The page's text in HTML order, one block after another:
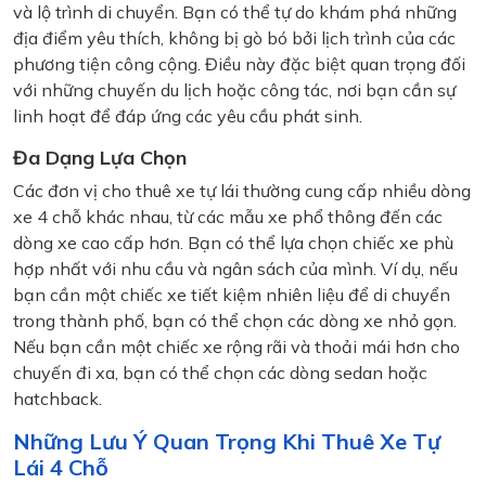
và lộ trình di chuyển. Bạn có thể tự do khám phá những
địa điểm yêu thích, không bị gò bó bởi lịch trình của các
phương tiện công cộng. Điều này đặc biệt quan trọng đối
với những chuyến du lịch hoặc công tác, nơi bạn cần sự
linh hoạt để đáp ứng các yêu cầu phát sinh.
Đa Dạng Lựa Chọn
Các đơn vị cho thuê xe tự lái thường cung cấp nhiều dòng
xe 4 chỗ khác nhau, từ các mẫu xe phổ thông đến các
dòng xe cao cấp hơn. Bạn có thể lựa chọn chiếc xe phù
hợp nhất với nhu cầu và ngân sách của mình. Ví dụ, nếu
bạn cần một chiếc xe tiết kiệm nhiên liệu để di chuyển
trong thành phố, bạn có thể chọn các dòng xe nhỏ gọn.
Nếu bạn cần một chiếc xe rộng rãi và thoải mái hơn cho
chuyến đi xa, bạn có thể chọn các dòng sedan hoặc
hatchback.
Những Lưu Ý Quan Trọng Khi Thuê Xe Tự
Lái 4 Chỗ